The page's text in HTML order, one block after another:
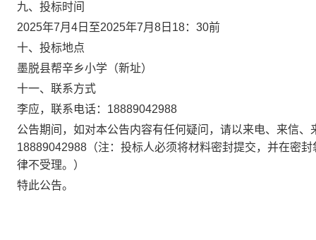
九、投标时间
2025年7月4日至2025年7月8日18：30前
十、投标地点
墨脱县帮辛乡小学（新址）
十一、联系方式
李应，联系电话：18889042988
公告期间，如对本公告内容有任何疑问，请以来电、来信
18889042988（注：投标人必须将材料密封提交，并在密
律不受理。）
特此公告。